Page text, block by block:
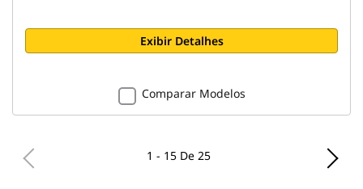
Exibir Detalhes
Comparar Modelos
1 - 15 De 25